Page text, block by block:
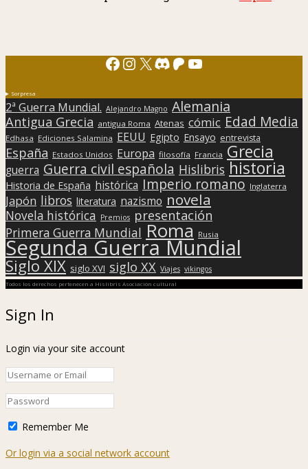
Facebook
Instagram
X Discord
Patreon
YouTube
Sorpresa
2ª Guerra Mundial. Alejandro Magno Alemania
Antigua Grecia antigua Roma Atenas cómic Edad Media
Edhasa Ediciones Salamina EEUU Egipto Ensayo entrevista
España Estados Unidos Europa filosofía Francia Grecia
guerra Guerra civil española Hislibris historia
Historia de España histórica Imperio romano Inglaterra
Japón libros literatura nazismo novela
Novela histórica Premios presentación
Primera Guerra Mundial Roma Rusia
Segunda Guerra Mundial
Siglo XIX siglo XVI siglo XX Viajes vikingos
Todos los derechos pertenecen a Hislibris Asociación cultural
Sign In
Login via your site account
Remember Me
Or login via a social network account